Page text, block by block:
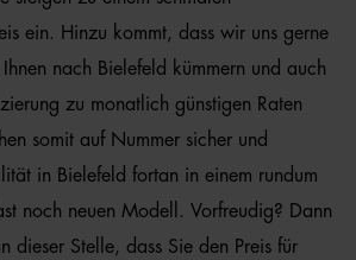
ein. Hinzu kommt, dass wir uns gerne
nach Bielefeld kümmern und auch
zu monatlich günstigen Raten
somit auf Nummer sicher und
in Bielefeld fortan in einem rundum
noch neuen Modell. Vorfreudig? Dann
dieser Stelle, dass Sie den Preis für